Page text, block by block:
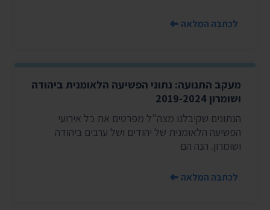
לכתבה המלאה
מעקב התנועה: נתוני הפשיעה הלאומנית ביהודה
ושומרון 2019-2024
הנתונים שקיבלנו מצה"ל מפרטים את כל אירועי
הפשיעה הלאומנית של יהודים ושל ערבים ביהודה
ושומרון. הנה הם
לכתבה המלאה